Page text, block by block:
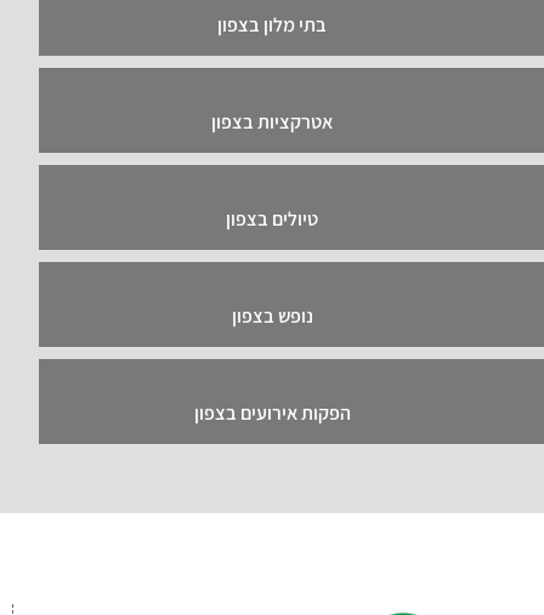
בתי מלון בצפון
אטרקציות בצפון
טיולים בצפון
נופש בצפון
הפקות אירועים בצפון